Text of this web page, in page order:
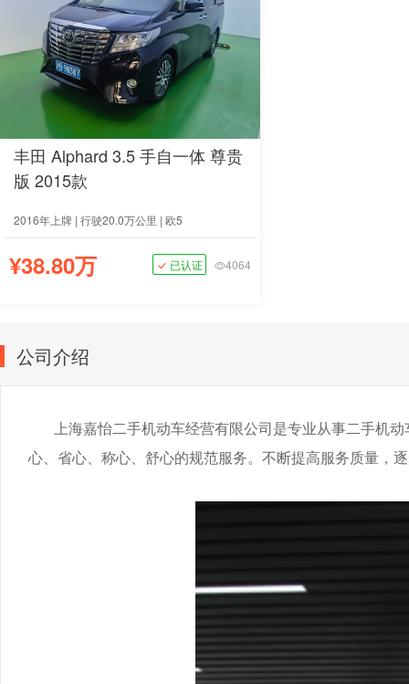
丰田 Alphard 3.5 手自一体 尊贵
版 2015款
2016年上牌 | 行驶20.0万公里 | 欧5
¥38.80万 已认证 4064
公司介绍
上海嘉怡二手机动车经营有限公司是专业从事二手机
心、省心、称心、舒心的规范服务。不断提高服务质量，